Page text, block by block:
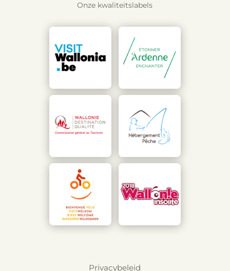
Onze kwaliteitslabels
Privacybeleid